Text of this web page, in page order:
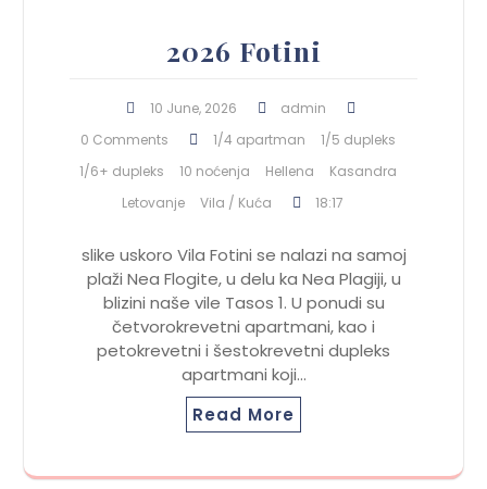
2026 Fotini
10 June, 2026
admin
0 Comments
1/4 apartman
1/5 dupleks
1/6+ dupleks
10 noćenja Hellena
Kasandra
Letovanje
Vila / Kuća 18:17
slike uskoro Vila Fotini se nalazi na samoj
plaži Nea Flogite, u delu ka Nea Plagiji, u
blizini naše vile Tasos 1. U ponudi su
četvorokrevetni apartmani, kao i
petokrevetni i šestokrevetni dupleks
apartmani koji…
Read More